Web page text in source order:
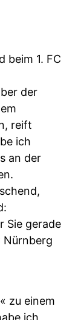
der
reift
ich
an der
zu einem
ich